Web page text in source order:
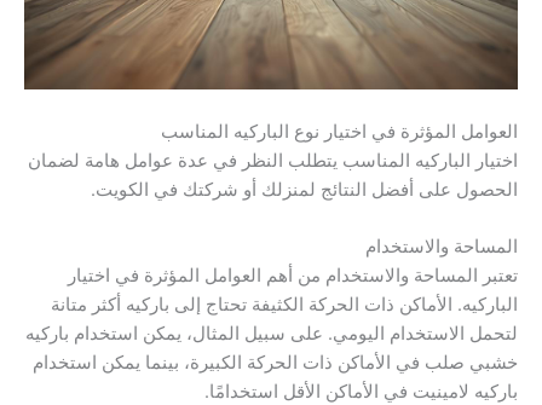
العوامل المؤثرة في اختيار نوع الباركيه المناسب
اختيار الباركيه المناسب يتطلب النظر في عدة عوامل هامة لضمان
الحصول على أفضل النتائج لمنزلك أو شركتك في الكويت.
المساحة والاستخدام
تعتبر المساحة والاستخدام من أهم العوامل المؤثرة في اختيار
الباركيه. الأماكن ذات الحركة الكثيفة تحتاج إلى باركيه أكثر متانة
لتحمل الاستخدام اليومي. على سبيل المثال، يمكن استخدام باركيه
خشبي صلب في الأماكن ذات الحركة الكبيرة، بينما يمكن استخدام
باركيه لامينيت في الأماكن الأقل استخدامًا.